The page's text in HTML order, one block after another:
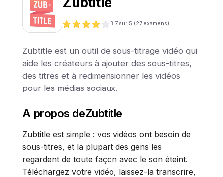
3.7 sur 5 (27 examens)
Zubtitle est un outil de sous-titrage vidéo qui
aide les créateurs à ajouter des sous-titres,
des titres et à redimensionner les vidéos
pour les médias sociaux.
A propos deZubtitle
Zubtitle est simple : vos vidéos ont besoin de
sous-titres, et la plupart des gens les
regardent de toute façon avec le son éteint.
Téléchargez votre vidéo, laissez-la transcrire,